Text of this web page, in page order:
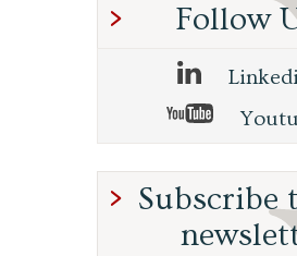
Follow
Subscribe